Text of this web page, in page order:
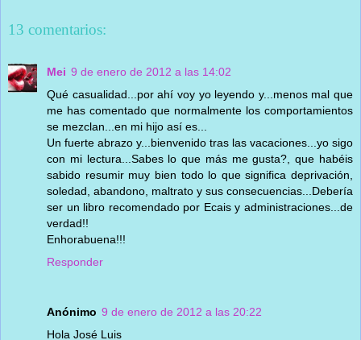
13 comentarios:
Mei 9 de enero de 2012 a las 14:02
Qué casualidad...por ahí voy yo leyendo y...menos mal que
me has comentado que normalmente los comportamientos
se mezclan...en mi hijo así es...
Un fuerte abrazo y...bienvenido tras las vacaciones...yo sigo
con mi lectura...Sabes lo que más me gusta?, que habéis
sabido resumir muy bien todo lo que significa deprivación,
soledad, abandono, maltrato y sus consecuencias...Debería
ser un libro recomendado por Ecais y administraciones...de
verdad!!
Enhorabuena!!!
Responder
Anónimo 9 de enero de 2012 a las 20:22
Hola José Luis